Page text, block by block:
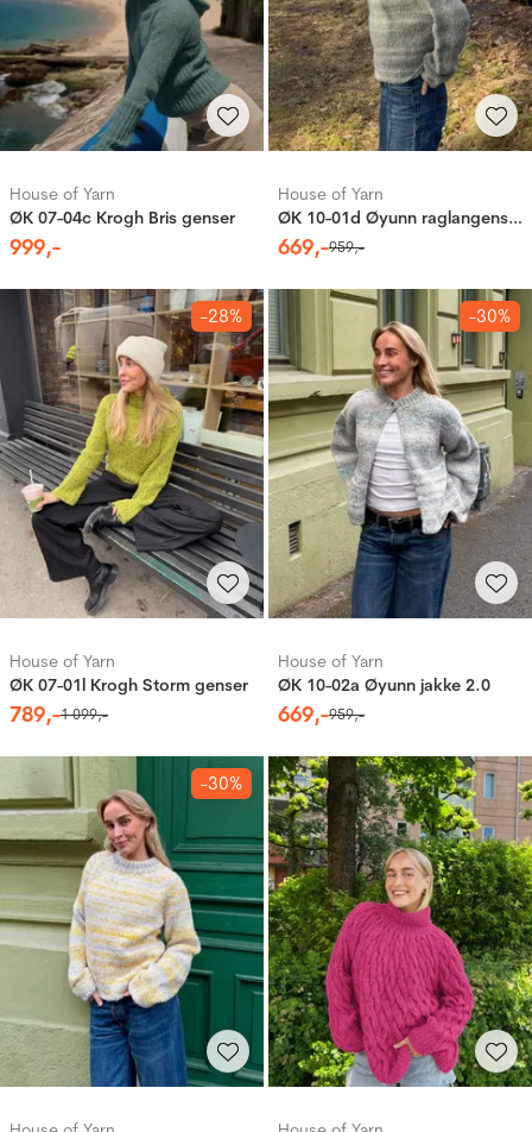
House of Yarn
ØK 07-04c Krogh Bris genser
999,-
House of Yarn
ØK 10-01d Øyunn raglangenser 2.0
669,-959,-
-28%
House of Yarn
ØK 07-01l Krogh Storm genser
789,-1 099,-
-30%
House of Yarn
ØK 10-02a Øyunn jakke 2.0
669,-959,-
-30%